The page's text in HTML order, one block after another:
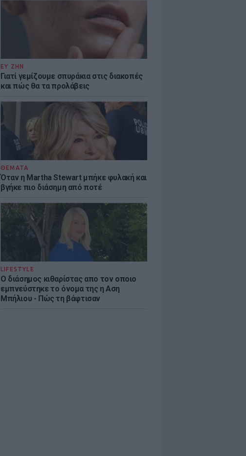
ΕΥ ΖΗΝ
Γιατί γεμίζουμε σπυράκια στις διακοπές
και πώς θα τα προλάβεις
ΘΕΜΑΤΑ
Όταν η Martha Stewart μπήκε φυλακή και
βγήκε πιο διάσημη από ποτέ
LIFESTYLE
Ο διάσημος κιθαρίστας απο τον οποιο
εμπνεύστηκε το όνομα της η Αση
Μπήλιου - Πώς τη βάφτισαν